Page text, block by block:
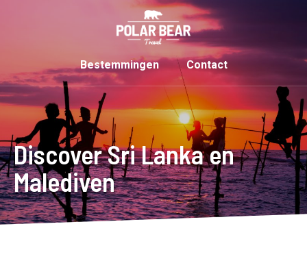
Bestemmingen Contact
Discover Sri Lanka en
Malediven